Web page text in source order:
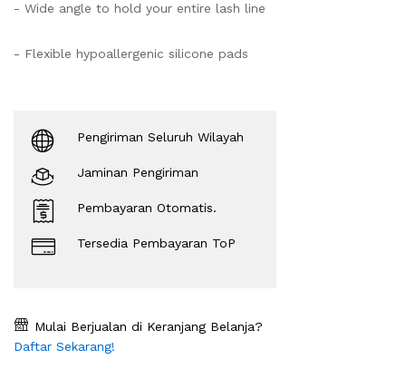
- Wide angle to hold your entire lash line
- Flexible hypoallergenic silicone pads
Pengiriman Seluruh Wilayah
Jaminan Pengiriman
Pembayaran Otomatis.
Tersedia Pembayaran ToP
Mulai Berjualan di Keranjang Belanja?
Daftar Sekarang!